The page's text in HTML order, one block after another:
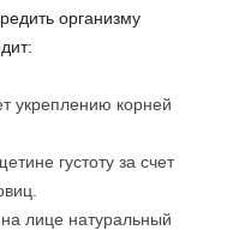
организму
укреплению корней
густоту за счет
лице натуральный